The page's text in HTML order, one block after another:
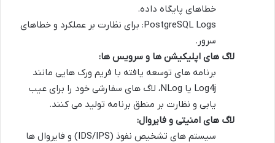
خطاهای پایگاه داده.
PostgreSQL Logs: برای نظارت بر عملکرد و خطاهای
سرور.
لاگ های اپلیکیشن ها و سرویس ها:
برنامه های توسعه یافته با فریم ورک هایی مانند
Log4j یا NLog، لاگ های سفارشی خود را برای عیب
یابی و نظارت بر منطق برنامه تولید می کنند.
لاگ های امنیتی و فایروال:
سیستم های تشخیص نفوذ (IDS/IPS) و فایروال ها